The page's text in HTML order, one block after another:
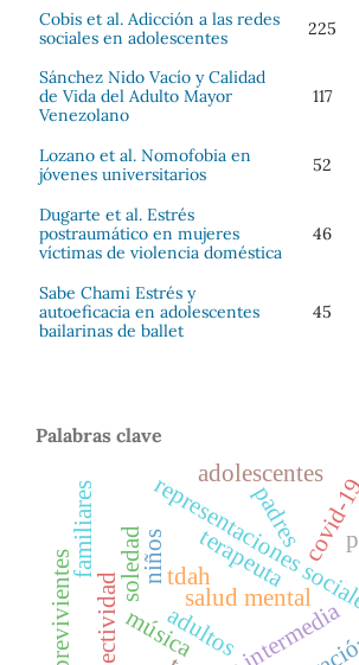
Cobis et al. Adicción a las redes
sociales en adolescentes
225
Sánchez Nido Vacío y Calidad
de Vida del Adulto Mayor
Venezolano
117
Lozano et al. Nomofobia en
jóvenes universitarios
52
Dugarte et al. Estrés
postraumático en mujeres
víctimas de violencia doméstica
46
Sabe Chami Estrés y
autoeficacia en adolescentes
bailarinas de ballet
45
Palabras clave
representaciones
niños
padres
música
salud mental
adultos
soledad
adolescentes
efectividad
terapeuta
familiares
sobrevivientes tdah